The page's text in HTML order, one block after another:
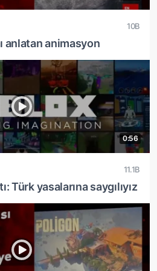
10B
anlatan animasyon
0:56
11.1B
Türk yasalarına saygılıyız